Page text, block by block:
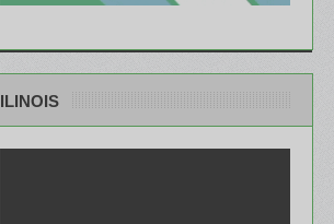
ILINOIS